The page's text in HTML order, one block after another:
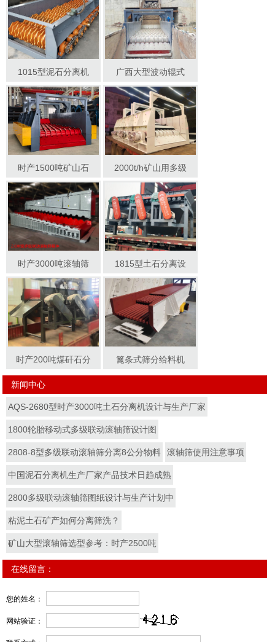
1015型泥石分离机 广西大型波动辊式
时产1500吨矿山石 2000t/h矿山用多级
时产3000吨滚轴筛 1815型土石分离设
时产200吨煤矸石分 篦条式筛分给料机
新闻中心
AQS-2680型时产3000吨土石分离机设计与生产厂家
1800轮胎移动式多级联动滚轴筛设计图
2808-8型多级联动滚轴筛分离8公分物料 滚轴筛使用注意事项
中国泥石分离机生产厂家产品技术日趋成熟
2800多级联动滚轴筛图纸设计与生产计划中
粘泥土石矿产如何分离筛洗？
矿山大型滚轴筛选型参考：时产2500吨
在线留言：
您的姓名：
网站验证：